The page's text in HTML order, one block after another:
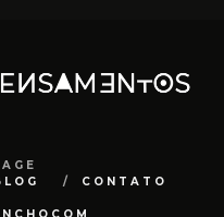
CONTATO